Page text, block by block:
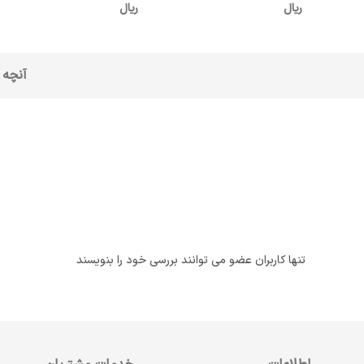
ریال ریال
تنها کاربران عضو می توانند بررسی خود را بنویسند